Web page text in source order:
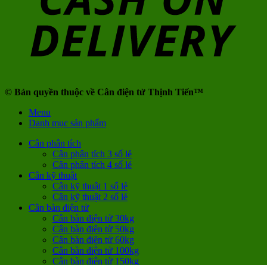
© Bản quyền thuộc về Cân điện tử Thịnh Tiến™
Menu
Danh mục sản phẩm
Cân phân tích
Cân phân tích 3 số lẻ
Cân phân tích 4 số lẻ
Cân kỹ thuật
Cân kỹ thuật 1 số lẻ
Cân kỹ thuật 2 số lẻ
Cân bàn điện tử
Cân bàn điện tử 30kg
Cân bàn điện tử 50kg
Cân bàn điện tử 60kg
Cân bàn điện tử 100kg
Cân bàn điện tử 150kg